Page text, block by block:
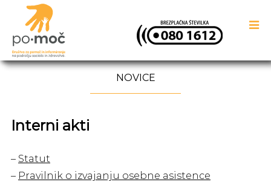
NOVICE
Interni akti
– Statut
– Pravilnik o izvajanju osebne asistence